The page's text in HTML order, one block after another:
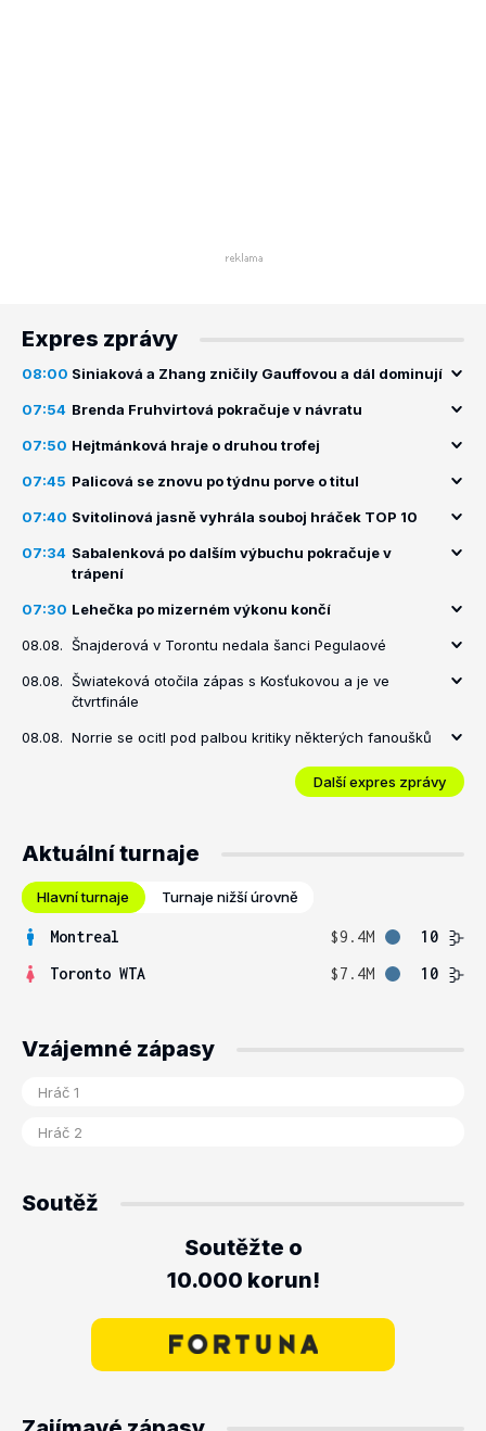
Expres zprávy
08:00 Siniaková a Zhang zničily Gauffovou a dál dominují
07:54 Brenda Fruhvirtová pokračuje v návratu
07:50 Hejtmánková hraje o druhou trofej
07:45 Palicová se znovu po týdnu porve o titul
07:40 Svitolinová jasně vyhrála souboj hráček TOP 10
07:34 Sabalenková po dalším výbuchu pokračuje v
trápení
07:30 Lehečka po mizerném výkonu končí
08.08. Šnajderová v Torontu nedala šanci Pegulaové
08.08. Šwiateková otočila zápas s Kosťukovou a je ve
čtvrtfinále
08.08. Norrie se ocitl pod palbou kritiky některých fanoušků
Další expres zprávy
Aktuální turnaje
Hlavní turnaje Turnaje nižší úrovně
Montreal $9.4M
10
Toronto WTA
$7.4M 10
Vzájemné zápasy
Soutěž
Soutěžte o
10.000 korun!